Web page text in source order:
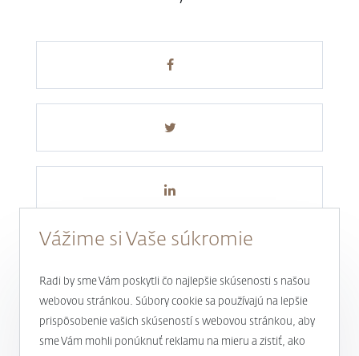
Novinky a aktuality
Vážime si Vaše súkromie
Radi by sme Vám poskytli čo najlepšie skúsenosti s našou
webovou stránkou. Súbory cookie sa používajú na lepšie
prispôsobenie vašich skúseností s webovou stránkou, aby
sme Vám mohli ponúknuť reklamu na mieru a zistiť, ako